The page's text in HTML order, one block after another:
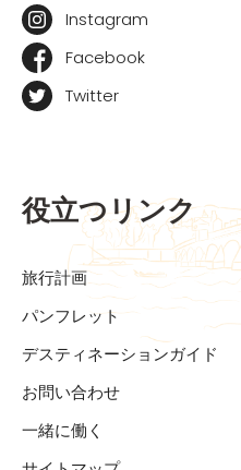
Instagram
Facebook
Twitter
役立つリンク
旅行計画
パンフレット
デスティネーションガイド
お問い合わせ
一緒に働く